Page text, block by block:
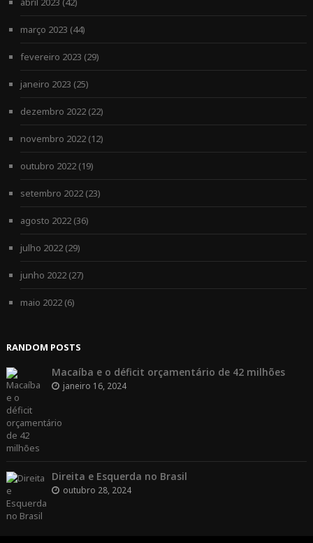
março 2023 (44)
fevereiro 2023 (29)
janeiro 2023 (25)
dezembro 2022(22)
novembro 2022(12)
outubro 2022(19)
setembro 2022(23)
agosto 2022(36)
julho 2022(29)
junho 2022(27)
maio 2022(6)
RANDOM POSTS
Macaíba e o déficit orçamentário de 42 milhões
janeiro 16, 2024
Direita e Esquerda no Brasil
outubro 28, 2024